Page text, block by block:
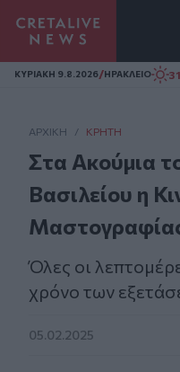
Homepage
ΚΥΡΙΑΚΗ 9.8.2026/ΗΡΑΚΛΕΙΟ
ΑΡΧΙΚΗ / ΚΡΉΤΗ
Στα Ακούμια
Βασιλείου η
Όλες οι
χρόνο των
05.02.2025